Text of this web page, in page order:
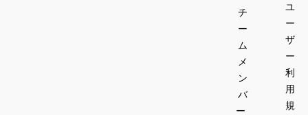
チ
ー
ム
メ
ン
バ
ー
ユ
ー
ザ
ー
利
用
規